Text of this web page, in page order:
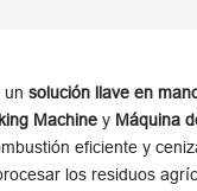
un solución llave en
Machine y Máquina
eficiente y
los residuos